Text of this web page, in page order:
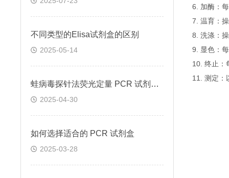
不同类型的Elisa试剂盒的区别
2025-05-14
蛙病毒探针法荧光定量 PCR 试剂盒定量定性检测
2025-04-30
如何选择适合的 PCR 试剂盒
2025-03-28
6. 加酶：
7. 温育：
8. 洗涤：
9. 显色：
10. 终止：
11. 测定：